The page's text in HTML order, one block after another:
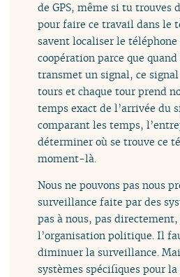
de GPS, même si tu trouves
pour faire ce travail dans le
savent localiser le téléphone
coopération parce que
transmet un signal, ce
tours et chaque tour prend
temps exact de l’arrivée du
comparant les temps,
déterminer où se trouve ce
moment-là.
Nous ne pouvons pas nous
surveillance faite par des
pas à nous, pas
l’organisation politique. Il
diminuer la surveillance.
systèmes spécifiques pour